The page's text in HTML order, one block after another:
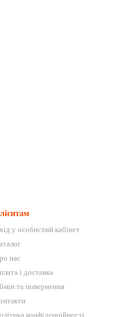
у особистий кабінет
нас
і доставка
та повернення
конфіденційності